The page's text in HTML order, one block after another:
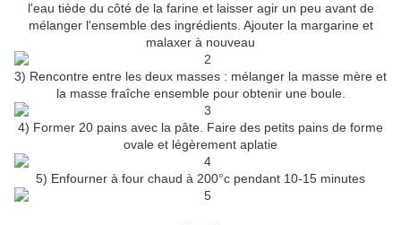
l'eau tiède du côté de la farine et laisser agir un peu avant de
mélanger l'ensemble des ingrédients. Ajouter la margarine et
malaxer à nouveau
3) Rencontre entre les deux masses : mélanger la masse mère et
la masse fraîche ensemble pour obtenir une boule.
4) Former 20 pains avec la pâte. Faire des petits pains de forme
ovale et légèrement aplatie
5) Enfourner à four chaud à 200°c pendant 10-15 minutes